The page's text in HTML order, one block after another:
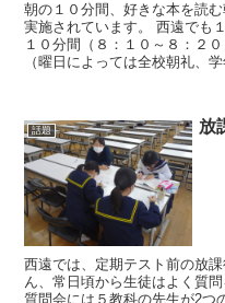
朝の１０分間、好きな本を読
実施されています。 西遠でも
１０分間（８：１０～８：２
（曜日によっては全校朝礼、
話題 放
西遠では、定期テスト前の放
ん、常日頃から生徒はよく質
質問会には５教科の先生が2つ